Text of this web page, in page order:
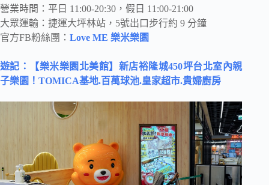
營業時間：平日 11:00-20:30，假日 11:00-21:00
大眾運輸：捷運大坪林站，5號出口步行約 9 分鐘
官方FB粉絲團： Love ME 樂米樂園
遊記：【樂米樂園北美館】新店裕隆城450坪台北室內親
子樂園！TOMICA基地.百萬球池.皇家超市.貴婦廚房